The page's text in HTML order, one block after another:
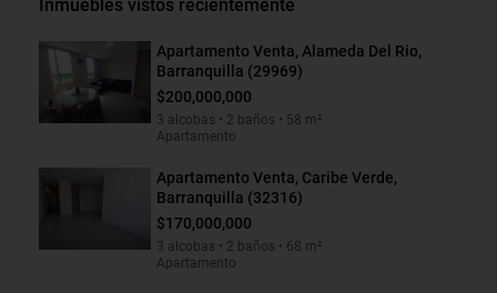
Inmuebles vistos recientemente
Apartamento Venta, Alameda Del Rio,
Barranquilla (29969)
$200,000,000
3 alcobas • 2 baños • 58 m²
Apartamento
Apartamento Venta, Caribe Verde,
Barranquilla (32316)
$170,000,000
3 alcobas • 2 baños • 68 m²
Apartamento